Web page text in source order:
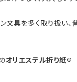
文具を多く取り扱い
オリエステル折り紙®︎